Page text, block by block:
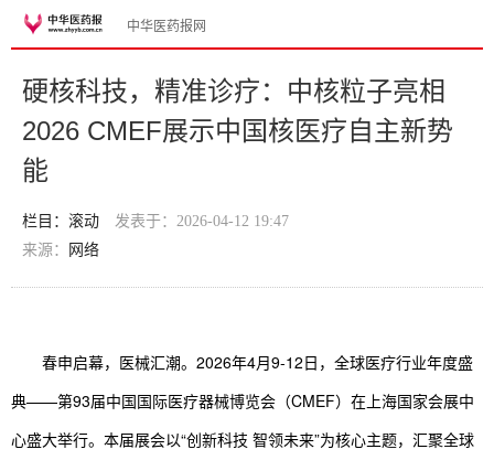
中华医药报网
硬核科技，精准诊疗：中核粒子亮相
2026 CMEF展示中国核医疗自主新势
能
栏目：滚动
发表于：2026-04-12 19:47
来源：
网络
春申启幕，医械汇潮。2026年4月9-12日，全球医疗行业年度盛
典——第93届中国国际医疗器械博览会（CMEF）在上海国家会展中
心盛大举行。本届展会以“创新科技 智领未来”为核心主题，汇聚全球